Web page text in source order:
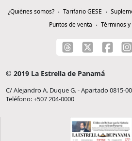
¿Quiénes somos? Tarifario GESE
Puntos de venta
Términos
© 2019 La Estrella de Panamá
C/ Alejandro A. Duque G. - Apartado 0815-
Teléfono: +507 204-0000